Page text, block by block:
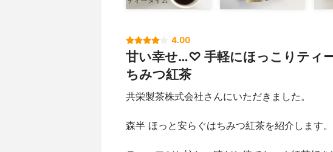
4.00
甘い幸せ…♡ 手軽にほっこりティ
ちみつ紅茶
共栄製茶株式会社さんにいただきました。
森半 ほっと安らぐはちみつ紅茶を紹介します。